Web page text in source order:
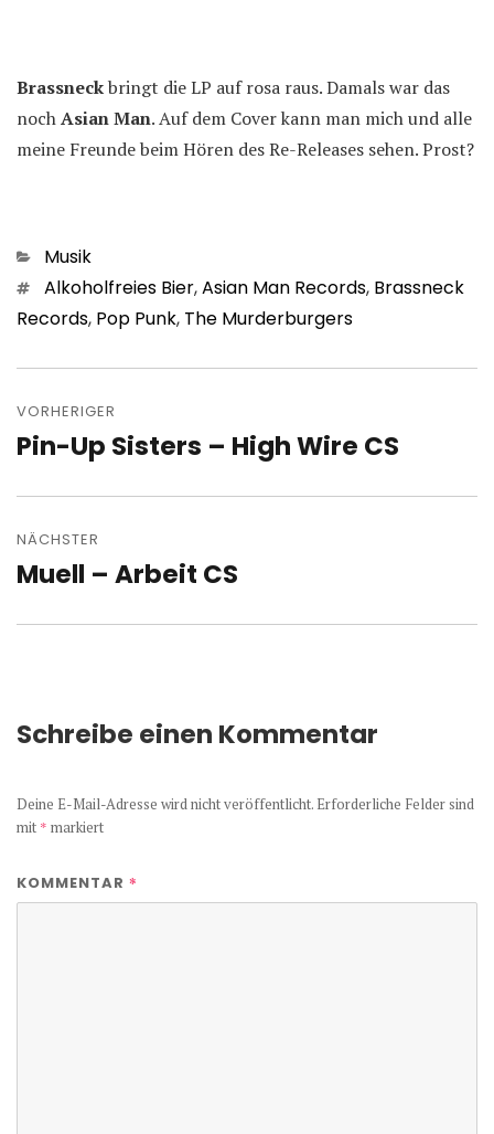
Brassneckbringt die LP auf rosa raus. Damals war das
nochAsian Man. Auf dem Cover kann man mich und alle
meine Freunde beim Hören des Re-Releases sehen. Prost?
Kategorien
Musik
Schlagwörter
Alkoholfreies Bier,Asian Man Records, Brassneck
Records, Pop Punk, The Murderburgers
VORHERIGER
Vorheriger
Pin-Up Sisters – High Wire CS
NÄCHSTER
Nächster
Muell – Arbeit CS
Schreibe einen Kommentar
Deine E-Mail-Adresse wird nicht veröffentlicht. Erforderliche Felder sind
mit * markiert
KOMMENTAR *